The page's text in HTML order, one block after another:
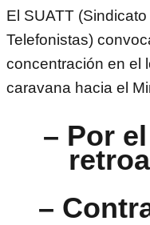
El SUATT
Telefonistas)
concentración en el
caravana hacia el
– Por
–